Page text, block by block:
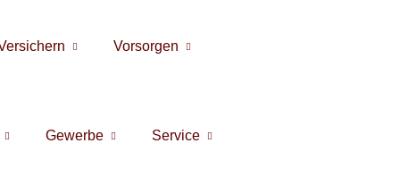
Vorsorgen
Gewerbe Service